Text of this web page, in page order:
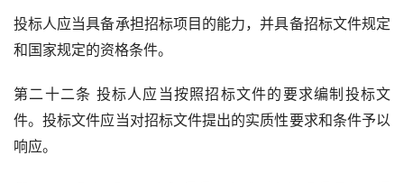
投标人应当具备承担招标项目的能力，并具备招标文件规定
和国家规定的资格条件。
第二十二条 投标人应当按照招标文件的要求编制投标文
件。投标文件应当对招标文件提出的实质性要求和条件予以
响应。